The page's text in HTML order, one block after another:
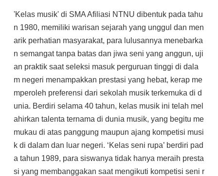
'Kelas musik' di SMA Afiliasi NTNU dibentuk pada tahu
n 1980, memiliki warisan sejarah yang unggul dan men
arik perhatian masyarakat, para lulusannya menebarka
n semangat tanpa batas dan jiwa seni yang anggun, uji
an praktik saat seleksi masuk perguruan tinggi di dala
m negeri menampakkan prestasi yang hebat, kerap me
mperoleh preferensi dari sekolah musik terkemuka di d
unia. Berdiri selama 40 tahun, kelas musik ini telah mel
ahirkan talenta ternama di dunia musik, yang begitu me
mukau di atas panggung maupun ajang kompetisi musi
k di dalam dan luar negeri. ‘Kelas seni rupa’ berdiri pad
a tahun 1989, para siswanya tidak hanya meraih presta
si yang membanggakan saat mengikuti kompetisi seni r